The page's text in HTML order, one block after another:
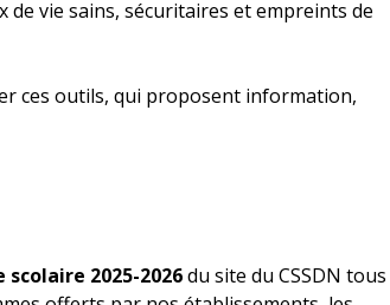
vie sains, sécuritaires et empreints de
ces outils, qui proposent information,
2025-2026du site du CSSDN tous